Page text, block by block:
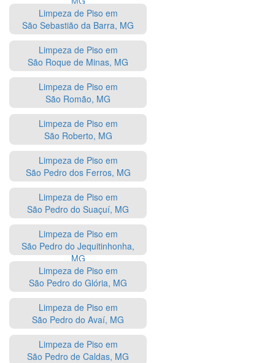
Limpeza de Piso em
São Sebastião da Barra, MG
Limpeza de Piso em
São Roque de Minas, MG
Limpeza de Piso em
São Romão, MG
Limpeza de Piso em
São Roberto, MG
Limpeza de Piso em
São Pedro dos Ferros, MG
Limpeza de Piso em
São Pedro do Suaçuí, MG
Limpeza de Piso em
São Pedro do Jequitinhonha,
MG
Limpeza de Piso em
São Pedro do Glória, MG
Limpeza de Piso em
São Pedro do Avaí, MG
Limpeza de Piso em
São Pedro de Caldas, MG